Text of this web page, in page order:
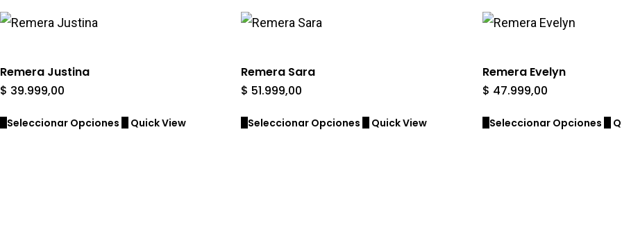
Remera Justina
$ 39.999,00
Seleccionar Opciones Quick View
Remera Sara
$ 51.999,00
Seleccionar Opciones Quick View
Remera Evelyn
$ 47.999,00
Seleccionar Opciones